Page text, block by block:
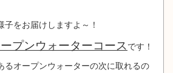
をお届けしますよ～！
プンウォーターコース です！
るオープンウォーターの次に取れるの